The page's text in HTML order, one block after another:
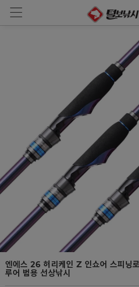
엔에스 26 허리케인 Z 인쇼어 스피닝
루어 범용 선상낚시